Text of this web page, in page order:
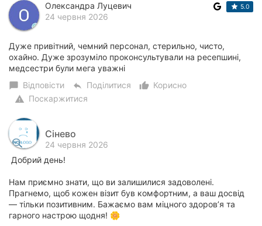
Олександра Луцевич
24 червня 2026
5.0
Дуже привітний, чемний персонал, стерильно, чисто,
охайно. Дуже зрозуміло проконсультували на ресепшині,
медсестри були мега уважні
chat_bubble Відповісти reply Поділитися thumb_up_alt
Корисно
warning Поскаржитися
Сінево
24 червня 2026
Добрий день!
Нам приємно знати, що ви залишилися задоволені.
Прагнемо, щоб кожен візит був комфортним, а ваш досвід
— тільки позитивним. Бажаємо вам міцного здоров’я та
гарного настрою щодня! 🌼